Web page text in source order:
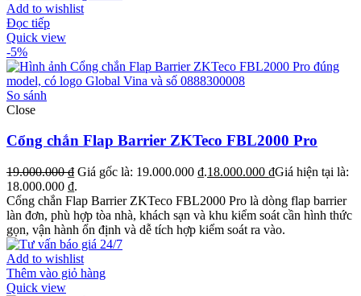
Add to wishlist
Đọc tiếp
Quick view
-5%
So sánh
Close
Cổng chắn Flap Barrier ZKTeco FBL2000 Pro
19.000.000₫ Giá gốc là: 19.000.000 ₫.18.000.000 ₫Giá hiện tại là:
18.000.000 ₫.
Cổng chắn Flap Barrier ZKTeco FBL2000 Pro là dòng flap barrier
làn đơn, phù hợp tòa nhà, khách sạn và khu kiểm soát cần hình thức
gọn, vận hành ổn định và dễ tích hợp kiểm soát ra vào.
Add to wishlist
Thêm vào giỏ hàng
Quick view